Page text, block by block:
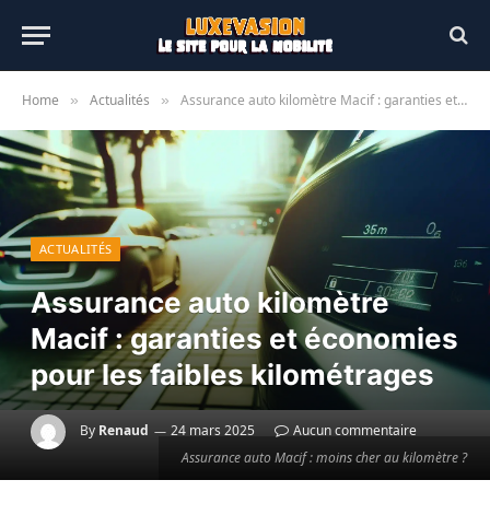
Home » Actualités » Assurance auto kilomètre Macif : garanties et économies pour les faibles kilométrages
Assurance auto Macif : moins cher au kilomètre ?
ACTUALITÉS
Assurance auto kilomètre
Macif : garanties et économies
pour les faibles kilométrages
By Renaud 24 mars 2025 Aucun commentaire